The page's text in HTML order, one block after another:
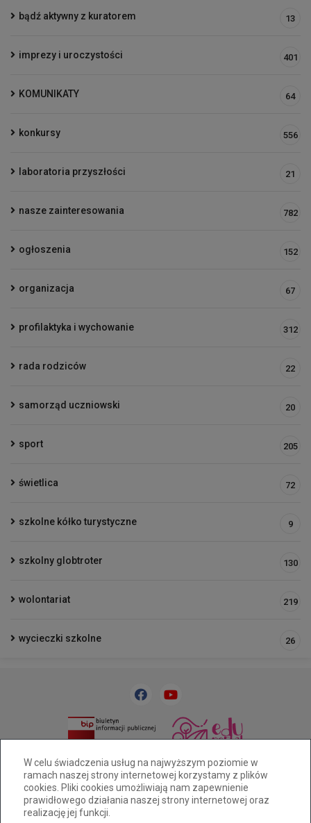
W celu świadczenia usług na najwyższym poziomie w
ramach naszej strony internetowej korzystamy z plików
cookies. Pliki cookies umożliwiają nam zapewnienie
prawidłowego działania naszej strony internetowej oraz
realizację jej funkcji.
bądź aktywny z kuratorem 13
imprezy i uroczystości 401
KOMUNIKATY 64
konkursy 556
laboratoria przyszłości 21
nasze zainteresowania 782
ogłoszenia 152
organizacja 67
profilaktyka i wychowanie 312
rada rodziców 22
samorząd uczniowski 20
sport 205
świetlica 72
szkolne kółko turystyczne 9
szkolny globtroter 130
wolontariat 219
wycieczki szkolne 26
33 818 31 84
sp32@cuw.bielsko-biala.pl
Bielsko-Biała, ul. Cieszyńska 393
Deklaracja dostępności
Tryb wysokiego kontrastu